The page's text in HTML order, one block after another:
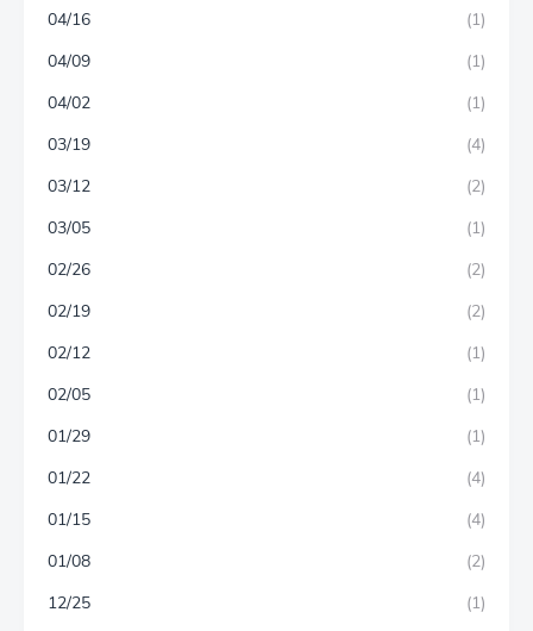
04/16
(1)
04/09
(1)
04/02
(1)
03/19
(4)
03/12
(2)
03/05
(1)
02/26
(2)
02/19
(2)
02/12
(1)
02/05
(1)
01/29
(1)
01/22
(4)
01/15
(4)
01/08
(2)
12/25
(1)